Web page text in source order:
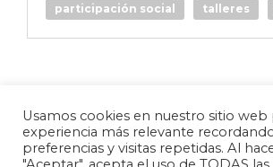
participación social talleres
Usamos cookies en nuestro sitio web
experiencia más relevante
preferencias y visitas repetidas. Al